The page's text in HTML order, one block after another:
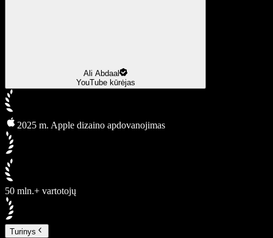
Ali Abdaal
YouTube kūrėjas
2025 m. Apple dizaino apdovanojimas
50 mln.+ vartotojų
Turinys